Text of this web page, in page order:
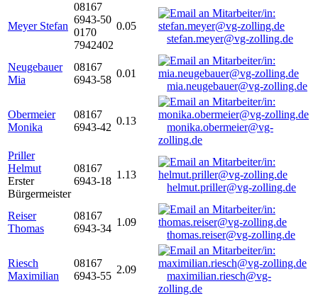
Meyer Stefan
08167
6943-50
0170
7942402
0.05
stefan.meyer@vg-zolling.de
Neugebauer
Mia
08167
6943-58
0.01
mia.neugebauer@vg-zolling.de
Obermeier
Monika
08167
6943-42
0.13
monika.obermeier@vg-
zolling.de
Priller
Helmut
Erster
Bürgermeister
08167
6943-18
1.13
helmut.priller@vg-zolling.de
Reiser
Thomas
08167
6943-34
1.09
thomas.reiser@vg-zolling.de
Riesch
Maximilian
08167
6943-55
2.09
maximilian.riesch@vg-
zolling.de